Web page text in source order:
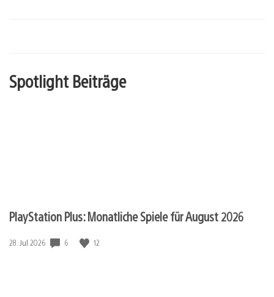
Spotlight Beiträge
PlayStation Plus: Monatliche Spiele für August 2026
Veröffentlichungsdatum:
28. Jul 2026 6 12